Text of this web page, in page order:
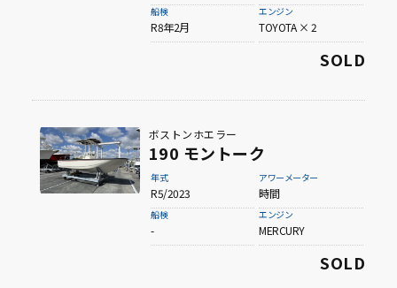
船検
R8年2月
エンジン
TOYOTA × 2
SOLD
ボストンホエラー
190 モントーク
年式
R5/2023
アワーメーター
時間
船検
-
エンジン
MERCURY
SOLD